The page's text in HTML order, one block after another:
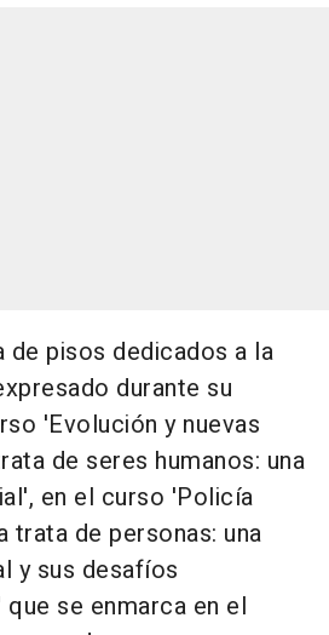
de pisos dedicados a la
durante su
'Evolución y nuevas
de seres humanos: una
en el curso 'Policía
trata de personas: una
y sus desafíos
se enmarca en el